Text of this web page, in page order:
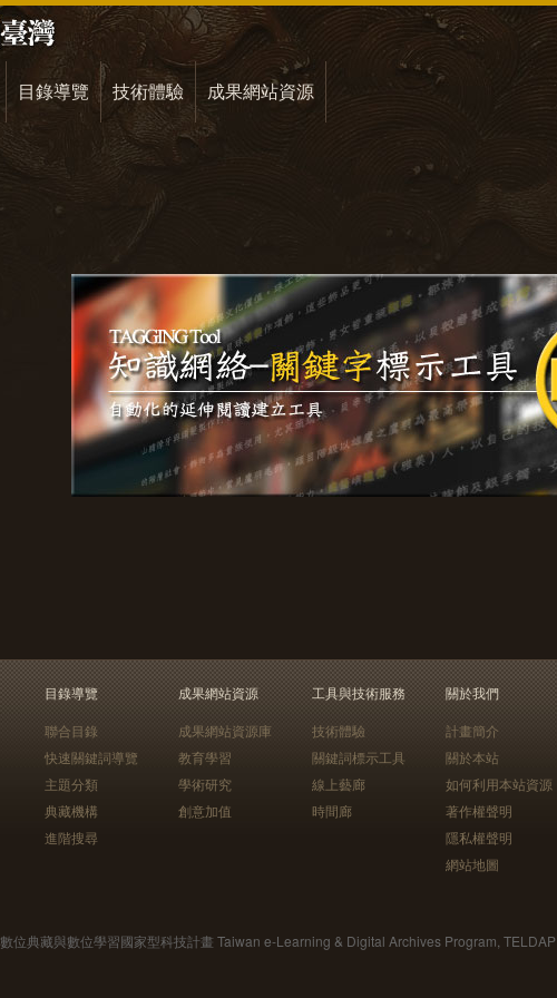
目錄導覽 技術體驗 成果網站資源
目錄導覽
聯合目錄
快速關鍵詞導覽
主題分類
典藏機構
進階搜尋
成果網站資源
成果網站資源庫
教育學習
學術研究
創意加值
工具與技術服務
技術體驗
關鍵詞標示工具
線上藝廊
時間廊
關於我們
計畫簡介
關於本站
如何利用本站資源
著作權聲明
隱私權聲明
網站地圖
數位典藏與數位學習國家型科技計畫 Taiwan e-Learning & Digital Archives Program, TELDAP